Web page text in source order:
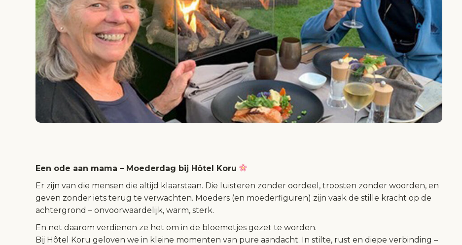
Een ode aan mama – Moederdag bij Hôtel Koru
Er zijn van die mensen die altijd klaarstaan. Die luisteren zonder oordeel, troosten zonder woorden, en
geven zonder iets terug te verwachten. Moeders (en moederfiguren) zijn vaak de stille kracht op de
achtergrond – onvoorwaardelijk, warm, sterk.
En net daarom verdienen ze het om in de bloemetjes gezet te worden.
Bij Hôtel Koru geloven we in kleine momenten van pure aandacht. In stilte, rust en diepe verbinding –